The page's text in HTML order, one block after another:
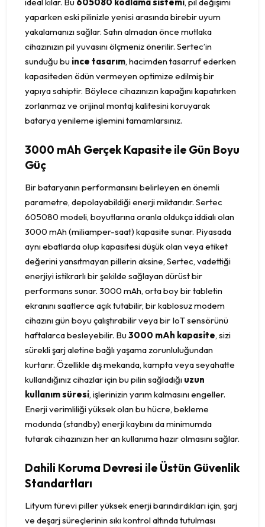
yaparken eski pilinizle yenisi arasında birebir uyum
yakalamanızı sağlar. Satın almadan önce mutlaka
cihazınızın pil yuvasını ölçmeniz önerilir. Sertec’in
sunduğu bu ince tasarım, hacimden tasarruf ederken
kapasiteden ödün vermeyen optimize edilmiş bir
yapıya sahiptir. Böylece cihazınızın kapağını kapatırken
zorlanmaz ve orijinal montaj kalitesini koruyarak
batarya yenileme işlemini tamamlarsınız.
3000 mAh Gerçek Kapasite ile Gün Boyu
Güç
Bir bataryanın performansını belirleyen en önemli
parametre, depolayabildiği enerji miktarıdır. Sertec
605080 modeli, boyutlarına oranla oldukça iddialı olan
3000 mAh (miliamper-saat) kapasite sunar. Piyasada
aynı ebatlarda olup kapasitesi düşük olan veya etiket
değerini yansıtmayan pillerin aksine, Sertec, vadettiği
enerjiyi istikrarlı bir şekilde sağlayan dürüst bir
performans sunar. 3000 mAh, orta boy bir tabletin
ekranını saatlerce açık tutabilir, bir kablosuz modem
cihazını gün boyu çalıştırabilir veya bir IoT sensörünü
haftalarca besleyebilir. Bu 3000 mAh kapasite, sizi
sürekli şarj aletine bağlı yaşama zorunluluğundan
kurtarır. Özellikle dış mekanda, kampta veya seyahatte
kullandığınız cihazlar için bu pilin sağladığı uzun
kullanım süresi, işlerinizin yarım kalmasını engeller.
Enerji verimliliği yüksek olan bu hücre, bekleme
modunda (standby) enerji kaybını da minimumda
tutarak cihazınızın her an kullanıma hazır olmasını sağlar.
Dahili Koruma Devresi ile Üstün Güvenlik
Standartları
Lityum türevi piller yüksek enerji barındırdıkları için, şarj
ve deşarj süreçlerinin sıkı kontrol altında tutulması